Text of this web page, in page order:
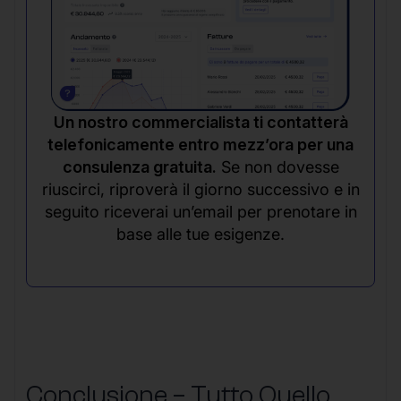
Un nostro commercialista ti contatterà
telefonicamente entro mezz’ora per una
consulenza gratuita. Se non dovesse
riuscirci, riproverà il giorno successivo e in
seguito riceverai un’email per prenotare in
base alle tue esigenze.